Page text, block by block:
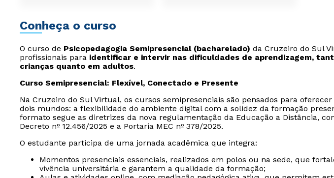
Conheça o curso
O curso de Psicopedagogia Semipresencial (bacharelado) da Cruzeiro do Sul
profissionais para identificar e intervir nas dificuldades de aprendizagem,
crianças quanto em adultos.
Curso Semipresencial: Flexível, Conectado e Presente
Na Cruzeiro do Sul Virtual, os cursos semipresenciais são pensados para
dois mundos: a flexibilidade do ambiente digital com a solidez da formação
formato segue as diretrizes da nova regulamentação da Educação a Distância,
Decreto nº 12.456/2025 e a Portaria MEC nº 378/2025.
O estudante participa de uma jornada acadêmica que integra:
Momentos presenciais essenciais, realizados em polos ou na sede, que
vivência universitária e garantem a qualidade da formação;